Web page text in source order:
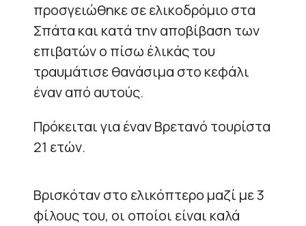
προσγειώθηκε σε ελικοδρόμιο στα
Σπάτα και κατά την αποβίβαση των
επιβατών ο πίσω έλικάς του
τραυμάτισε θανάσιμα στο κεφάλι
έναν από αυτούς.
Πρόκειται για έναν Βρετανό τουρίστα
21 ετών.
Βρισκόταν στο ελικόπτερο μαζί με 3
φίλους του, οι οποίοι είναι καλά